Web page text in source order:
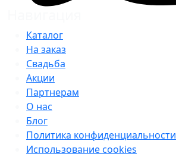
Каталог
На заказ
Свадьба
Акции
Партнерам
О нас
Блог
Политика конфиденциальности
Использование cookies